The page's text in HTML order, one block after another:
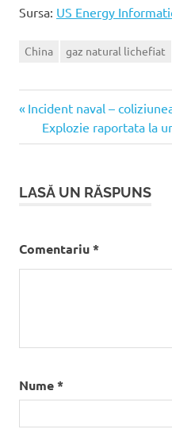
Sursa: US Energy
China gaz natural lichefiat
Navigare
în
articole
Articolul
anterior:
Incident naval –
Articolul
următor:
Explozie raportata la
LASĂ UN RĂSPUNS
Comentariu*
Nume*